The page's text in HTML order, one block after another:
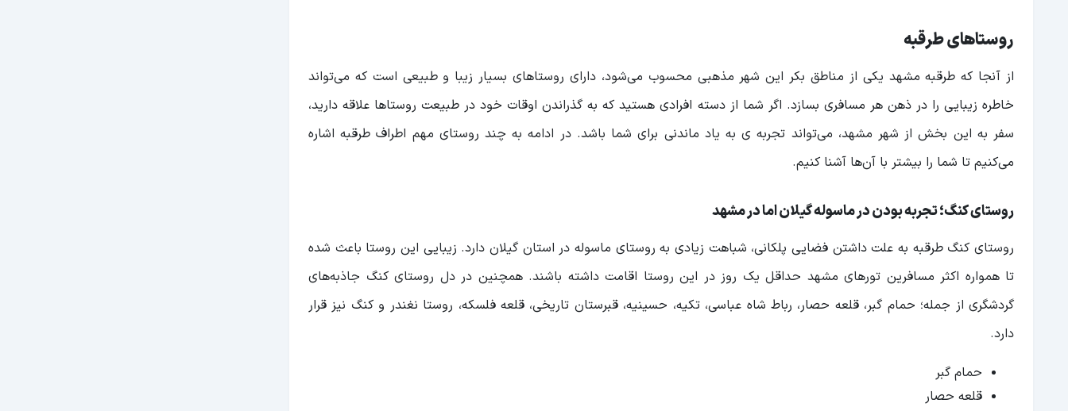
روستاهای طرقبه
از آنجا که طرقبه مشهد یکی از مناطق بکر این شهر مذهبی محسوب می‌شود، دارای روستاهای بسیار زیبا و طبیعی است که می‌تواند
خاطره زیبایی را در ذهن هر مسافری بسازد. اگر شما از دسته افرادی هستید که به گذراندن اوقات خود در طبیعت روستاها علاقه دارید،
سفر به این بخش از شهر مشهد، می‌تواند تجربه ی به یاد ماندنی برای شما باشد. در ادامه به چند روستای مهم اطراف طرقبه اشاره
می‌کنیم تا شما را بیشتر با آن‌ها آشنا کنیم.
روستای کنگ؛ تجربه بودن در ماسوله گیلان اما در مشهد
روستای کنگ طرقبه به علت داشتن فضایی پلکانی، شباهت زیادی به روستای ماسوله در استان گیلان دارد. زیبایی این روستا باعث شده
تا همواره اکثر مسافرین تورهای مشهد حداقل یک روز در این روستا اقامت داشته باشند. همچنین در دل روستای کنگ جاذبه‌های
گردشگری از جمله؛ حمام گبر، قلعه حصار، رباط شاه عباسی، تکیه، حسینیه، قبرستان تاریخی، قلعه فلسکه، روستا نغندر و کنگ نیز قرار
دارد.
حمام گبر
قلعه حصار